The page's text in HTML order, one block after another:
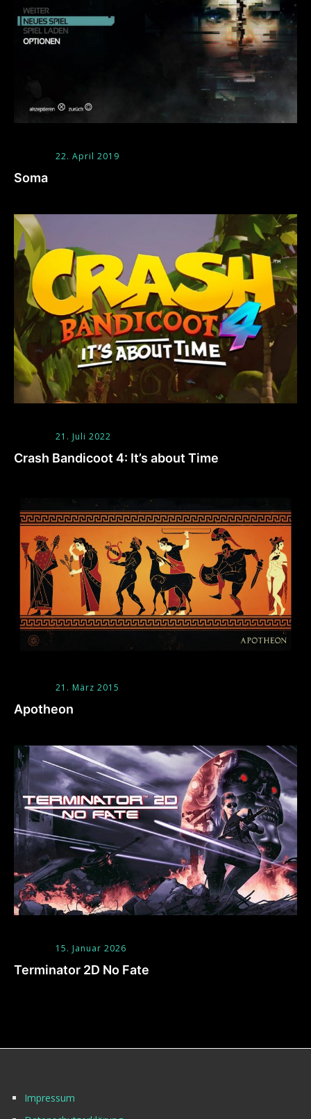
22. April 2019
Soma
21. Juli 2022
Crash Bandicoot 4: It’s about Time
21. März 2015
Apotheon
15. Januar 2026
Terminator 2D No Fate
Impressum